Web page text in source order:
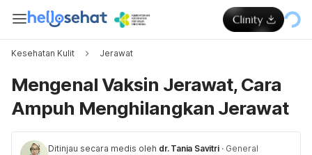
Kesehatan Kulit Jerawat
Mengenal Vaksin Jerawat, Cara
Ampuh Menghilangkan Jerawat
Ditinjau secara medis oleh dr. Tania Savitri · General